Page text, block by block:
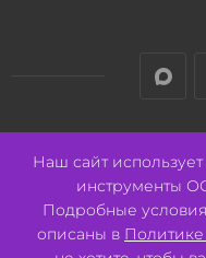
Наш сайт
инструменты
Подробные
описаны в